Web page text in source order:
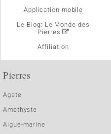
Application mobile
Le Blog: Le Monde des
Pierres
Affiliation
Pierres
Agate
Amethyste
Aigue-marine